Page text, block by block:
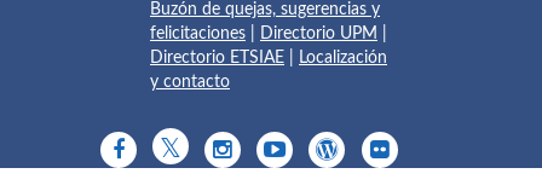
Buzón de quejas, sugerencias y
felicitaciones
Directorio UPM
Directorio ETSIAE
Localización
y contacto